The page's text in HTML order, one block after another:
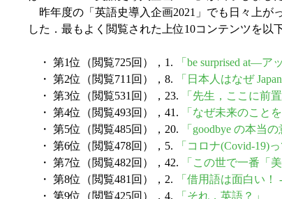
昨年度の「英語史導入企画2021」でも日々上が
した．最もよく閲覧された上位10コンテンツを
・ 第1位（閲覧725回），1. 「be surprised at―ア
・ 第2位（閲覧711回），8.
「日本人はなぜ
・ 第3位（閲覧531回），23.
「先生，ここに前
・ 第4位（閲覧493回），41.
「なぜ未来のこと
・ 第5位（閲覧485回），20.
「goodbye の本当の
・ 第6位（閲覧478回），5.
「コロナ(Covid-19)
・ 第7位（閲覧482回），42.
「この世で一番「
・ 第8位（閲覧481回），2.
「借用語は面白い！
・ 第9位（閲覧425回），4.
「それ，英語？」